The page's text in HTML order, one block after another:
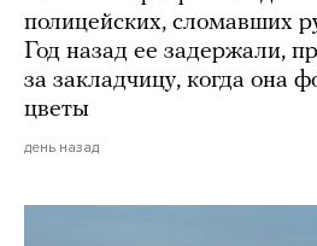
полицейских, сломавших
Год назад ее задержали,
за закладчицу, когда она
цветы
день назад